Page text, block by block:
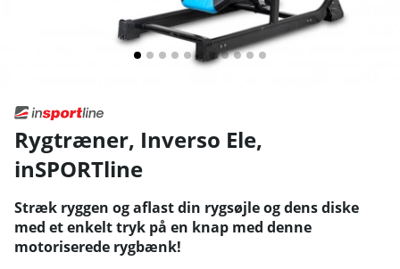
Rygtræner, Inverso Ele,
inSPORTline
Stræk ryggen og aflast din rygsøjle og dens diske
med et enkelt tryk på en knap med denne
motoriserede rygbænk!